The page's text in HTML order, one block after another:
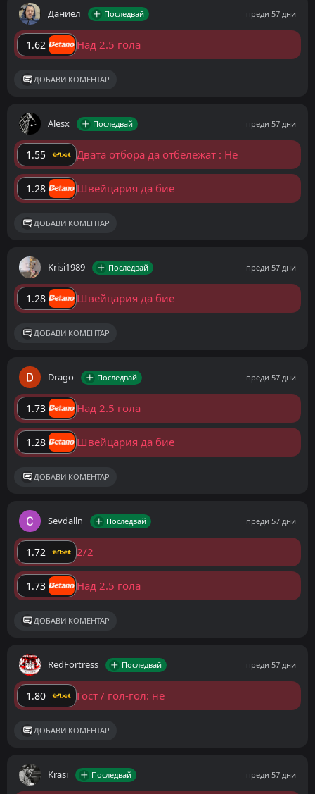
Даниел Последвай преди 57 дни
1.62 Над 2.5 гола
ДОБАВИ КОМЕНТАР
Alesx Последвай преди 57 дни
1.55 Двата отбора да отбележат : Не
1.28 Швейцария да бие
ДОБАВИ КОМЕНТАР
Krisi1989 Последвай преди 57 дни
1.28 Швейцария да бие
ДОБАВИ КОМЕНТАР
Drago Последвай преди 57 дни
1.73 Над 2.5 гола
1.28 Швейцария да бие
ДОБАВИ КОМЕНТАР
Sevdalln Последвай преди 57 дни
1.72 2/2
1.73 Над 2.5 гола
ДОБАВИ КОМЕНТАР
RedFortress Последвай преди 57 дни
1.80 Гост / гол-гол: не
ДОБАВИ КОМЕНТАР
Krasi Последвай преди 57 дни